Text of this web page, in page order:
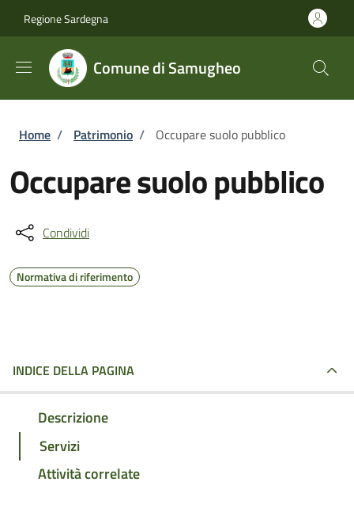
Regione Sardegna
Comune di Samugheo
Briciole di pane
Home / Patrimonio / Occupare suolo pubblico
Occupare suolo pubblico
Condividi
Normativa di riferimento
INDICE DELLA PAGINA
Descrizione
Servizi
Attività correlate